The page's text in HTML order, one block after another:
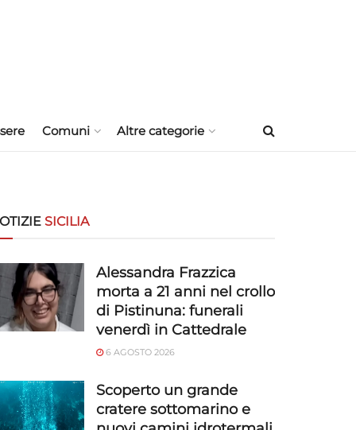
Comuni Altre categorie
SICILIA
Alessandra Frazzica
morta a 21 anni nel crollo
di Pistinuna: funerali
venerdì in Cattedrale
6 AGOSTO 2026
Scoperto un grande
cratere sottomarino e